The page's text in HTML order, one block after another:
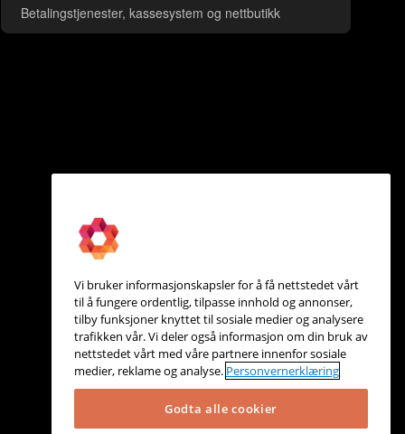
Betalingstjenester, kassesystem og nettbutikk
Vi bruker informasjonskapsler for å få nettstedet vårt
til å fungere ordentlig, tilpasse innhold og annonser,
tilby funksjoner knyttet til sosiale medier og analysere
trafikken vår. Vi deler også informasjon om din bruk av
nettstedet vårt med våre partnere innenfor sosiale
medier, reklame og analyse. Personvernerklæring
Godta alle cookier